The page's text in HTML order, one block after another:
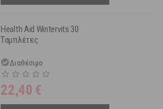
Health Aid Wintervits 30
Tαμπλέτες
Διαθέσιμο
22,40 €